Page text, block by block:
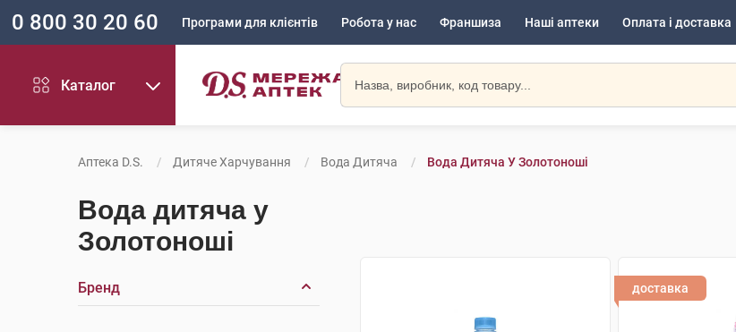
0 800 30 20 60 Програми для клієнтів Робота у нас Франшиза Наші аптеки Оплата і доставка
Каталог
Аптека D.S. Дитяче Харчування Вода Дитяча Вода Дитяча У Золотоноші
Вода дитяча у
Золотоноші
Бренд доставка